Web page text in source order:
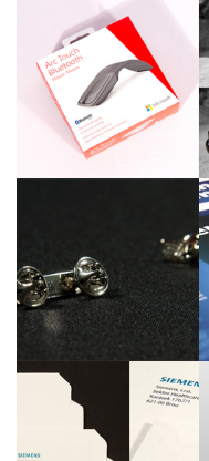
Laserové gravírování
bezdrátových myší
Firemní odznáčky pro
Proact Czech Republic,
s.r.o.
Kartonové obálky CD
pro společnost